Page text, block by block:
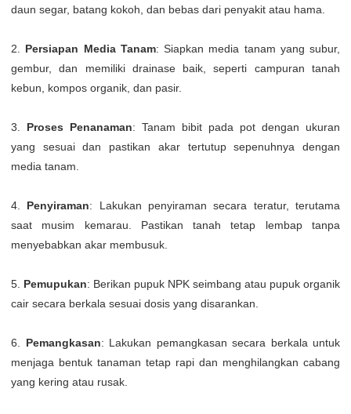
daun segar, batang kokoh, dan bebas dari penyakit atau hama.
2. Persiapan Media Tanam: Siapkan media tanam yang subur,
gembur, dan memiliki drainase baik, seperti campuran tanah
kebun, kompos organik, dan pasir.
3. Proses Penanaman: Tanam bibit pada pot dengan ukuran
yang sesuai dan pastikan akar tertutup sepenuhnya dengan
media tanam.
4. Penyiraman: Lakukan penyiraman secara teratur, terutama
saat musim kemarau. Pastikan tanah tetap lembap tanpa
menyebabkan akar membusuk.
5. Pemupukan: Berikan pupuk NPK seimbang atau pupuk organik
cair secara berkala sesuai dosis yang disarankan.
6. Pemangkasan: Lakukan pemangkasan secara berkala untuk
menjaga bentuk tanaman tetap rapi dan menghilangkan cabang
yang kering atau rusak.